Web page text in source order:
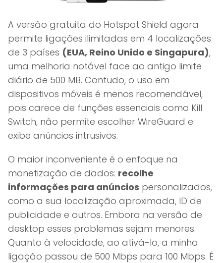
A versão gratuita do Hotspot Shield agora
permite ligações ilimitadas em 4 localizações
de 3 países (EUA, Reino Unido e Singapura),
uma melhoria notável face ao antigo limite
diário de 500 MB. Contudo, o uso em
dispositivos móveis é menos recomendável,
pois carece de funções essenciais como Kill
Switch, não permite escolher WireGuard e
exibe anúncios intrusivos.
O maior inconveniente é o enfoque na
monetização de dados: recolhe
informações para anúncios personalizados,
como a sua localização aproximada, ID de
publicidade e outros. Embora na versão de
desktop esses problemas sejam menores.
Quanto à velocidade, ao ativá-lo, a minha
ligação passou de 500 Mbps para 100 Mbps. É